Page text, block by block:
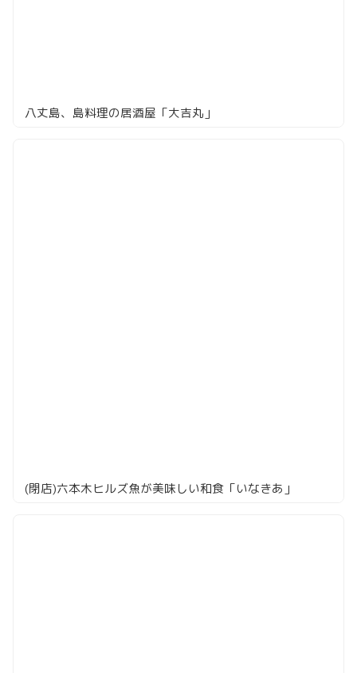
八丈島、島料理の居酒屋「大吉丸」
(閉店)六本木ヒルズ魚が美味しい和食「いなきあ」